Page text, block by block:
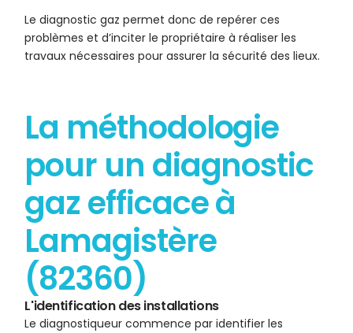
Le diagnostic gaz permet donc de repérer ces
problèmes et d’inciter le propriétaire à réaliser les
travaux nécessaires pour assurer la sécurité des lieux.
La méthodologie
pour un diagnostic
gaz efficace à
Lamagistère
(82360)
L'identification des installations
Le diagnostiqueur commence par identifier les